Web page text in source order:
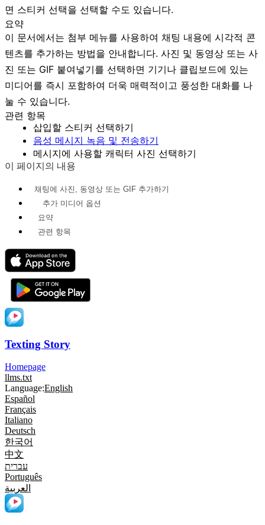
면 스티커 선택을 선택할 수도 있습니다.
요약
이 문서에서는 첨부 메뉴를 사용하여 채팅 내용에 시각적 콘
텐츠를 추가하는 방법을 안내합니다. 사진 및 동영상 또는 사
진 또는 GIF 붙여넣기를 선택하면 기기나 클립보드에 있는
미디어를 즉시 포함하여 더욱 매력적이고 풍성한 대화를 나
눌 수 있습니다.
관련 항목
삽입할 스티커 선택하기
음성 메시지 녹음 및 전송하기
메시지에 사용할 캐릭터 사진 선택하기
이 페이지의 내용
채팅에 사진, 동영상 또는 GIF 추가하기
추가 미디어 옵션
요약
관련 항목
Texting Story
Homepage
llms.txt
Language:English
Español
Français
Italiano
Deutsch
한국어
中文
עברית
Português
العربية